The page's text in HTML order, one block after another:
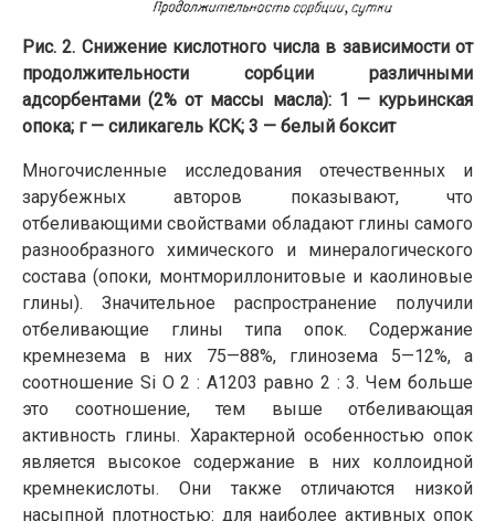
Рис. 2. Снижение кислотного числа в зависимости от
продолжительности сорбции различными
адсорбентами (2% от массы масла): 1 — курьинская
опока; г — силикагель KCK; 3 — белый боксит
Многочисленные исследования отечественных и
зарубежных авторов показывают, что
отбеливающими свойствами обладают глины самого
разнообразного химического и минералогического
состава (опоки, монтмориллонитовые и каолиновые
глины). Значительное распространение получили
отбеливающие глины типа опок. Содержание
кремнезема в них 75—88%, глинозема 5—12%, а
соотношение Si О 2 : А1203 равно 2 : 3. Чем больше
это соотношение, тем выше отбеливающая
активность глины. Характерной особенностью опок
является высокое содержание в них коллоидной
кремнекислоты. Они также отличаются низкой
насыпной плотностью: для наиболее активных опок